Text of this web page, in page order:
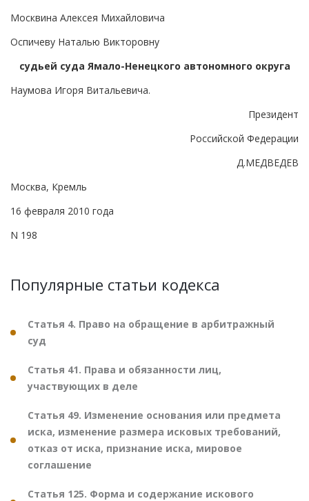
Москвина Алексея Михайловича
Оспичеву Наталью Викторовну
судьей суда Ямало-Ненецкого автономного округа
Наумова Игоря Витальевича.
Президент
Российской Федерации
Д.МЕДВЕДЕВ
Москва, Кремль
16 февраля 2010 года
N 198
Популярные статьи кодекса
Статья 4. Право на обращение в арбитражный
суд
Статья 41. Права и обязанности лиц,
участвующих в деле
Статья 49. Изменение основания или предмета
иска, изменение размера исковых требований,
отказ от иска, признание иска, мировое
соглашение
Статья 125. Форма и содержание искового